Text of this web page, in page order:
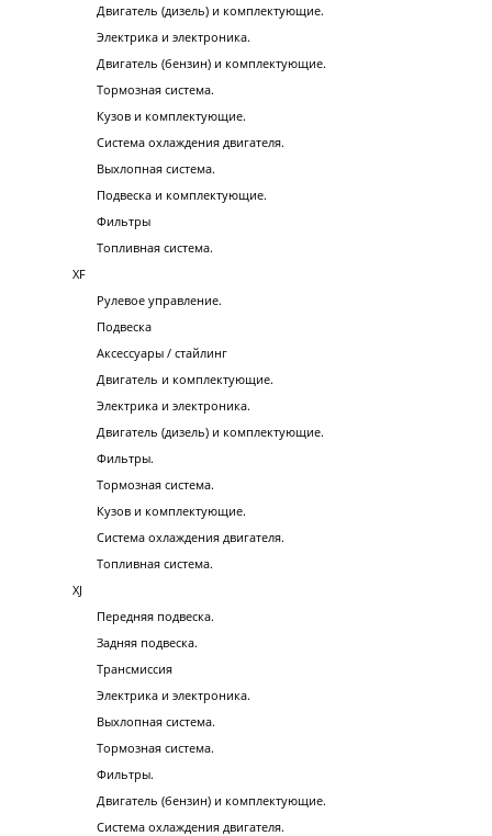
Двигатель (дизель) и комплектующие.
Электрика и электроника.
Двигатель (бензин) и комплектующие.
Тормозная система.
Кузов и комплектующие.
Система охлаждения двигателя.
Выхлопная система.
Подвеска и комплектующие.
Фильтры
Топливная система.
XF
Рулевое управление.
Подвеска
Аксессуары / стайлинг
Двигатель и комплектующие.
Электрика и электроника.
Двигатель (дизель) и комплектующие.
Фильтры.
Тормозная система.
Кузов и комплектующие.
Система охлаждения двигателя.
Топливная система.
XJ
Передняя подвеска.
Задняя подвеска.
Трансмиссия
Электрика и электроника.
Выхлопная система.
Тормозная система.
Фильтры.
Двигатель (бензин) и комплектующие.
Система охлаждения двигателя.